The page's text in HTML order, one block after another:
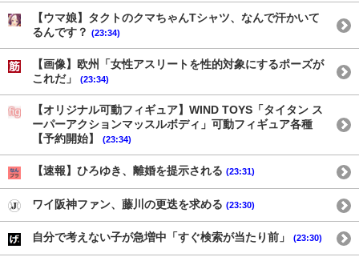
【ウマ娘】タクトのクマちゃんTシャツ、なんで汗かいて
るんです？ (23:34)
【画像】欧州「女性アスリートを性的対象にするポーズが
これだ」
(23:34)
【オリジナル可動フィギュア】WIND TOYS「タイタン ス
ーパーアクションマッスルボディ」可動フィギュア各種
【予約開始】
(23:34)
【速報】ひろゆき、離婚を提示される (23:31)
ワイ阪神ファン、藤川の更迭を求める (23:30)
自分で考えない子が急増中「すぐ検索が当たり前」 (23:30)